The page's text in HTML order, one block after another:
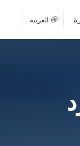
🌐 العربية